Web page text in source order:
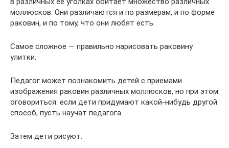
моллюсков. Они различаются и по размерам, и по форме
раковин, и по тому, что они любят есть.
Самое сложное — правильно нарисовать раковину
улитки.
Педагог может познакомить детей с приемами
изображения раковин различных моллюсков, но при этом
оговориться: если дети придумают какой-нибудь другой
способ, пусть научат педагога.
Затем дети рисуют.